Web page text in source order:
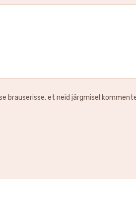
brauserisse, et neid järgmisel